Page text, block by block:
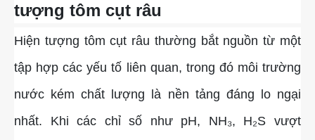
tượng tôm cụt râu
Hiện tượng tôm cụt râu thường bắt nguồn từ một
tập hợp các yếu tố liên quan, trong đó môi trường
nước kém chất lượng là nền tảng đáng lo ngại
nhất. Khi các chỉ số như pH, NH₃, H₂S vượt